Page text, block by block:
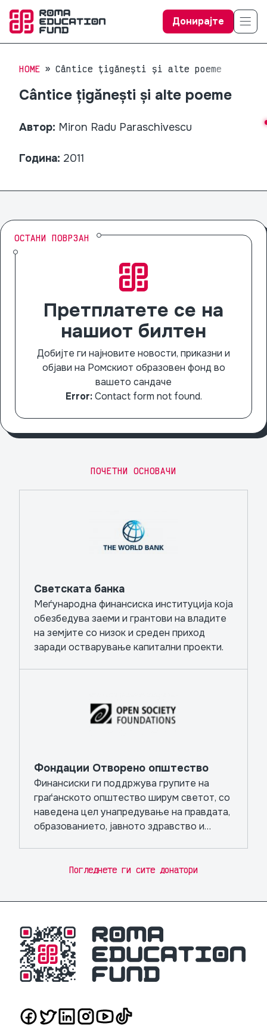
Донирајте
HOME Cântice țigănești și alte poeme
Cântice țigănești și alte poeme
Автор: Miron Radu Paraschivescu
Година: 2011
ОСТАНИ ПОВРЗАН
Претплатете се на
нашиот билтен
Добијте ги најновите новости, приказни и
објави на Ромскиот образовен фонд во
вашето сандаче
Error:Contact form not found.
ПОЧЕТНИ ОСНОВАЧИ
Светската банка
Меѓународна финансиска институција која
обезбедува заеми и грантови на владите
на земјите со низок и среден приход
заради остварување капитални проекти.
Фондации Отворено општество
Финансиски ги поддржува групите на
граѓанското општество ширум светот, со
наведена цел унапредување на правдата,
образованието, јавното здравство и
Погледнете ги сите донатори